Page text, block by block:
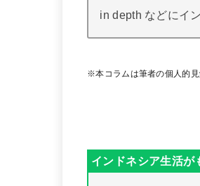
in depth などにイ
※本コラムは筆者の個人的